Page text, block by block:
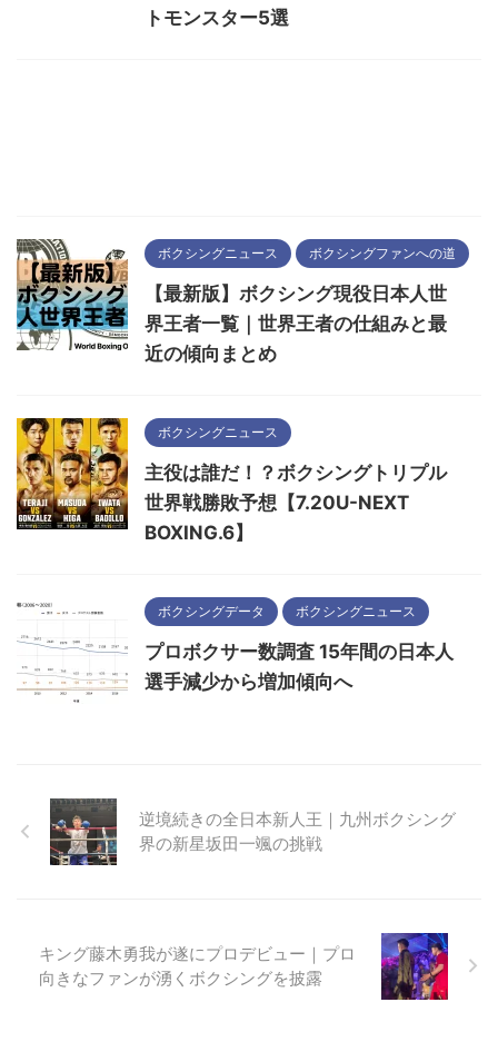
トモンスター5選
ボクシングニュース ボクシングファンへの道
【最新版】ボクシング現役日本人世
界王者一覧｜世界王者の仕組みと最
近の傾向まとめ
ボクシングニュース
主役は誰だ！？ボクシングトリプル
世界戦勝敗予想【7.20U-NEXT
BOXING.6】
ボクシングデータ ボクシングニュース
プロボクサー数調査 15年間の日本人
選手減少から増加傾向へ
逆境続きの全日本新人王｜九州ボクシング
界の新星坂田一颯の挑戦
キング藤木勇我が遂にプロデビュー｜プロ
向きなファンが湧くボクシングを披露